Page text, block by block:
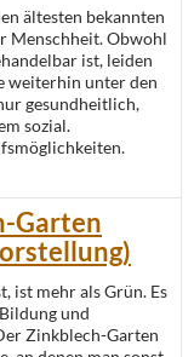
ältesten bekannten
Menschheit. Obwohl
ist, leiden
weiterhin unter den
gesundheitlich,
sozial.
Garten
ist mehr als Grün. Es
und
Zinkblech-Garten